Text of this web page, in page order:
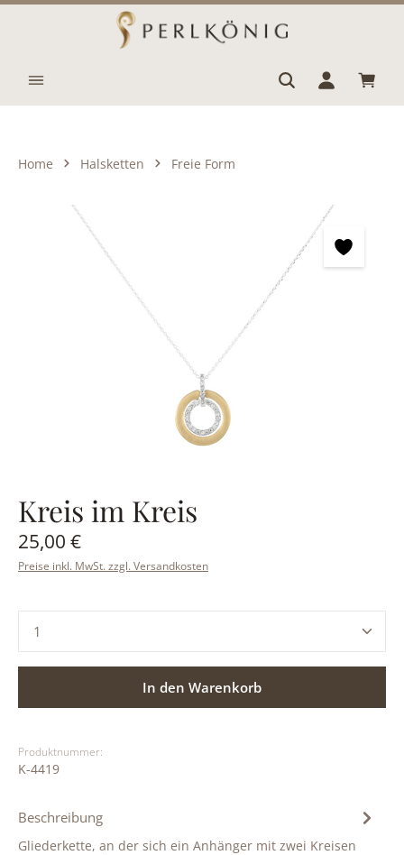
Zum Hauptinhalt springen
Home Halsketten Freie Form
Bildergalerie überspringen
Kreis im Kreis
Regulärer Preis:
25,00 €
Preise inkl. MwSt. zzgl. Versandkosten
Produkt Anzahl: Gib den gewünschten Wert ein
In den Warenkorb
Produktnummer:
K-4419
Beschreibung
Gliederkette, an der sich ein Anhänger mit zwei Kreisen